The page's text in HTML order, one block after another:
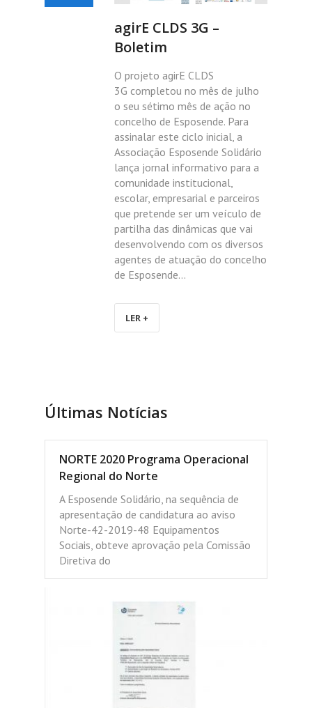
agirE CLDS 3G –
Boletim
O projeto agirE CLDS
3G completou no mês de julho
o seu sétimo mês de ação no
concelho de Esposende. Para
assinalar este ciclo inicial, a
Associação Esposende Solidário
lança jornal informativo para a
comunidade institucional,
escolar, empresarial e parceiros
que pretende ser um veículo de
partilha das dinâmicas que vai
desenvolvendo com os diversos
agentes de atuação do concelho
de Esposende…
LER +
Últimas Notícias
NORTE 2020 Programa Operacional
Regional do Norte
A Esposende Solidário, na sequência de
apresentação de candidatura ao aviso
Norte-42-2019-48 Equipamentos
Sociais, obteve aprovação pela Comissão
Diretiva do